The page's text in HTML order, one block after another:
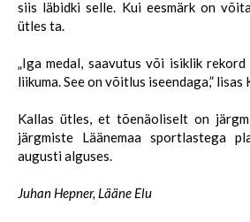
siis läbidki selle. Kui eesmärk on
ütles ta.
„Iga medal, saavutus või isiklik
liikuma. See on võitlus iseendaga,” lisas
Kallas ütles, et tõenäoliselt on
järgmiste Läänemaa sportlastega
augusti alguses.
Juhan Hepner, Lääne Elu